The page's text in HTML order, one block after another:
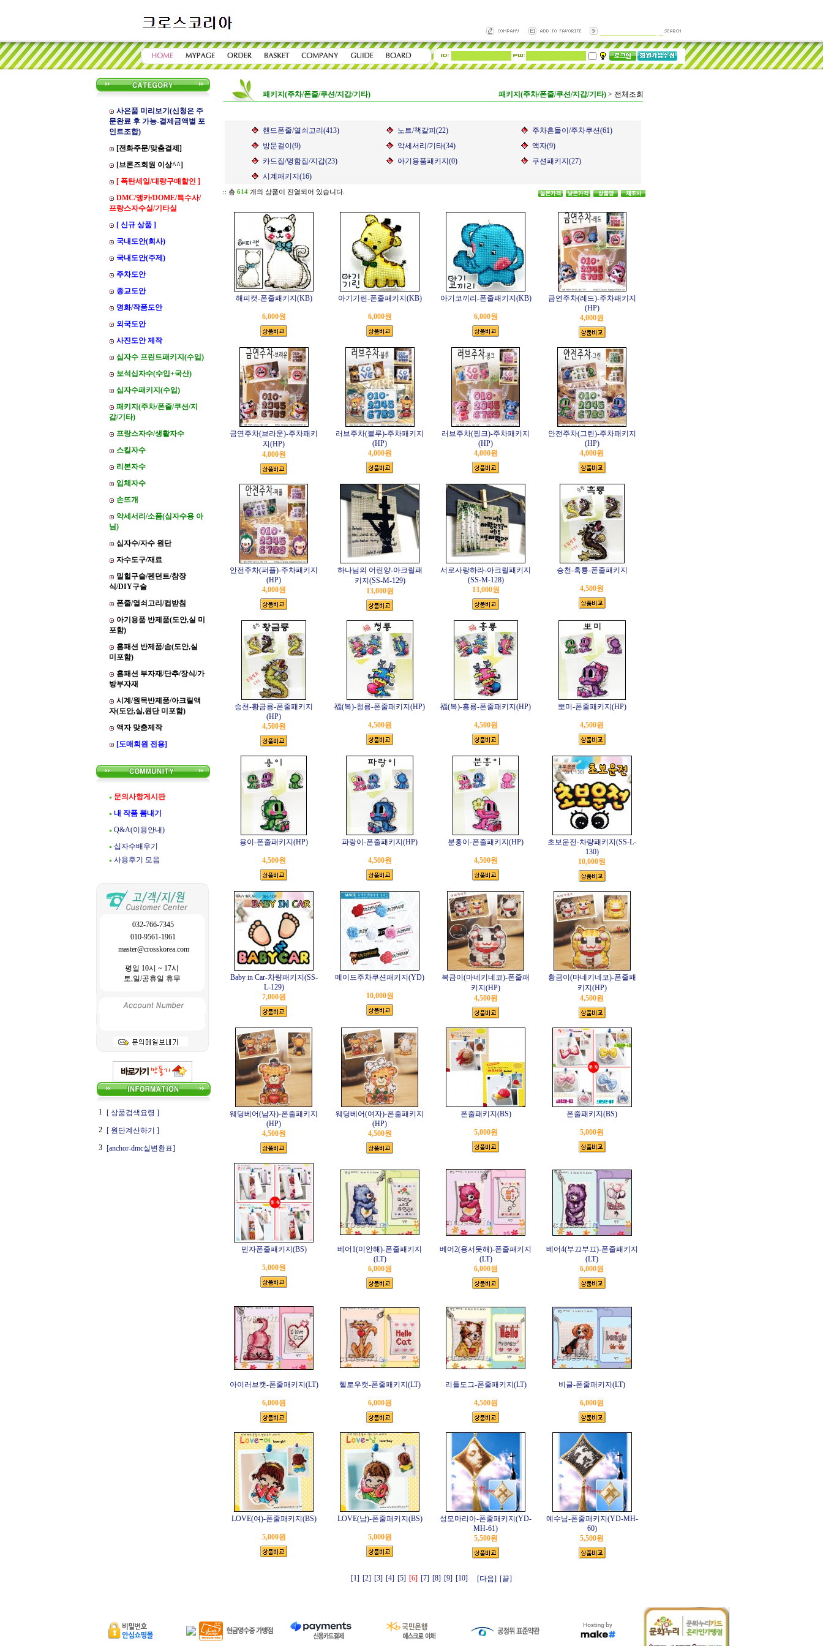
사은품 미리보기(신청은 주
문완료 후 가능-결제금액별 포
인트조합)
[전화주문/맞춤결제]
[브론즈회원 이상^^]
[ 폭탄세일/대량구매할인 ]
DMC/앵카/DOME/특수사/
프랑스자수실/기타실
[ 신규 상품 ]
국내도안(회사)
국내도안(주제)
주차도안
종교도안
명화/작품도안
외국도안
사진도안 제작
십자수 프린트패키지(수입)
보석십자수(수입+국산)
십자수패키지(수입)
패키지(주차/폰줄/쿠션/지
갑/기타)
프랑스자수/생활자수
스킬자수
리본자수
입체자수
손뜨개
악세서리/소품(십자수용 아
님)
십자수/자수 원단
자수도구/재료
밀힐구슬/펜던트/참장
식/DIY구슬
폰줄/열쇠고리/컵받침
아기용품 반제품(도안,실 미
포함)
홈패션 반제품/솜(도안,실
미포함)
홈패션 부자재/단추/장식/가
방부자재
시계/원목반제품/아크릴액
자(도안,실,원단 미포함)
액자 맞춤제작
[도매회원 전용]
문의사항게시판
내 작품 뽐내기
Q&A(이용안내)
십자수배우기
사용후기 모음
032-766-7345
010-9561-1961
master@crosskorea.com
평일 10시 ~ 17시
토,일/공휴일 휴무
1
[ 상품검색요령 ]
2
[ 원단계산하기 ]
3
[anchor-dmc실변환표]
패키지(주차/폰줄/쿠션/지갑/기타) 패키지(주차/폰줄/쿠션/지갑/기타)> 전체조회
핸드폰줄/열쇠고리(413) 노트/책갈피(22)
주차흔들이/주차쿠션(61)
방문걸이(9)
악세서리/기타(34)
액자(9)
카드집/명함집/지갑(23)
아기용품패키지(0)
쿠션패키지(27)
시계패키지(16)
:: 총 614개의 상품이 진열되어 있습니다.
해피캣-폰줄패키지(KB)
6,000원
아기기린-폰줄패키지(KB)
6,000원
아기코끼리-폰줄패키지(KB)
6,000원
금연주차(레드)-주차패키지
(HP)
4,000원
금연주차(브라운)-주차패키
지(HP)
4,000원
러브주차(블루)-주차패키지
(HP)
4,000원
러브주차(핑크)-주차패키지
(HP)
4,000원
안전주차(그린)-주차패키지
(HP)
4,000원
안전주차(퍼플)-주차패키지
(HP)
4,000원
하나님의 어린양-아크릴패
키지(SS-M-129)
13,000원
서로사랑하라-아크릴패키지
(SS-M-128)
13,000원
승천-흑룡-폰줄패키지
4,500원
승천-황금룡-폰줄패키지
(HP)
4,500원
福(복)-청룡-폰줄패키지(HP)
4,500원
福(복)-홍룡-폰줄패키지(HP)
4,500원
뽀미-폰줄패키지(HP)
4,500원
용이-폰줄패키지(HP)
4,500원
파랑이-폰줄패키지(HP)
4,500원
분홍이-폰줄패키지(HP)
4,500원
초보운전-차량패키지(SS-L-
130)
10,000원
Baby in Car-차량패키지(SS-
L-129)
7,000원
메이드주차쿠션패키지(YD)
10,000원
복금이(마네키네코)-폰줄패
키지(HP)
4,500원
황금이(마네키네코)-폰줄패
키지(HP)
4,500원
웨딩베어(남자)-폰줄패키지
(HP)
4,500원
웨딩베어(여자)-폰줄패키지
(HP)
4,500원
폰줄패키지(BS)
5,000원
폰줄패키지(BS)
5,000원
민자폰줄패키지(BS)
5,000원
베어1(미안해)-폰줄패키지
(LT)
6,000원
베어2(용서못해)-폰줄패키지
(LT)
6,000원
베어4(부끄부끄)-폰줄패키지
(LT)
6,000원
아이러브캣-폰줄패키지(LT)
6,000원
헬로우캣-폰줄패키지(LT)
6,000원
리틀도그-폰줄패키지(LT)
4,500원
비글-폰줄패키지(LT)
6,000원
LOVE(여)-폰줄패키지(BS)
5,000원
LOVE(남)-폰줄패키지(BS)
5,000원
성모마리아-폰줄패키지(YD-
MH-61)
5,500원
예수님-폰줄패키지(YD-MH-
60)
5,500원
[1] [2] [3] [4] [5] [6] [7] [8] [9] [10] [다음] [끝]